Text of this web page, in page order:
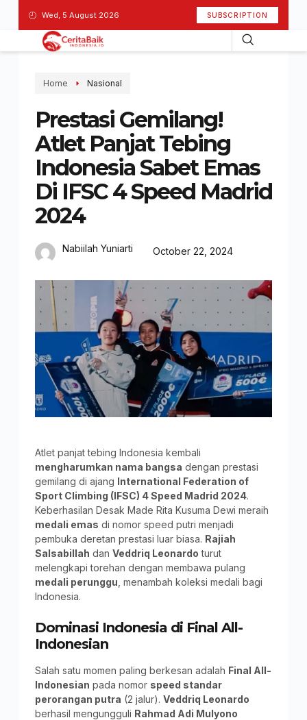
Wed, 5 August 2026 SUBSCRIPTION
Home Nasional
Prestasi Gemilang!
Atlet Panjat Tebing
Indonesia Sabet Emas
Di IFSC 4 Speed Madrid
2024
Nabiilah Yuniarti October 22, 2024
Atlet panjat tebing Indonesia kembali
mengharumkan nama bangsa dengan prestasi
gemilang di ajang International Federation of
Sport Climbing (IFSC) 4 Speed Madrid 2024.
Keberhasilan Desak Made Rita Kusuma Dewi meraih
medali emas di nomor speed putri menjadi
pembuka deretan prestasi luar biasa. Rajiah
Salsabillah dan Veddriq Leonardo turut
melengkapi torehan dengan membawa pulang
medali perunggu , menambah koleksi medali bagi
Indonesia.
Dominasi Indonesia di Final All-
Indonesian
Salah satu momen paling berkesan adalah Final All-
Indonesian pada nomor speed standar
perorangan putra (2 jalur). Veddriq Leonardo
berhasil mengungguli Rahmad Adi Mulyono